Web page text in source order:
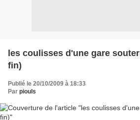
les coulisses d'une gare
fin)
Publié le 20/10/2009 à 18:33
Par piouls